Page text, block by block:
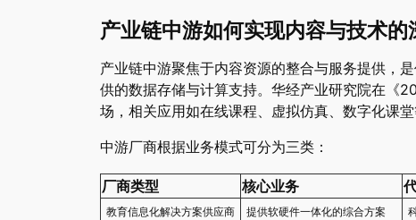
产业链中游如何实现内容与技术的
产业链中游聚焦于内容资源的整合与服务提供，
供的数据存储与计算支持。华经产业研究院在《
场，相关应用如在线课程、虚拟仿真、数字化课堂
中游厂商根据业务模式可分为三类：
厂商类型 核心业务
教育信息化解决方案供应商 提供软硬件一体化的综合方案